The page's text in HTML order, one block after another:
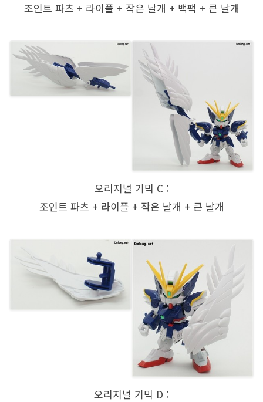
조인트 파츠 + 라이플 + 작은 날개 + 백팩 + 큰 날개
오리지널 기믹 C :
조인트 파츠 + 라이플 + 작은 날개 + 큰 날개
오리지널 기믹 D :